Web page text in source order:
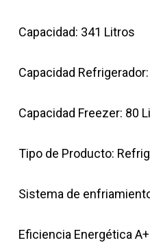
Capacidad: 341 Litros
Capacidad
Capacidad Freezer: 80
Tipo de Producto:
Sistema de
Eficiencia Energética A+